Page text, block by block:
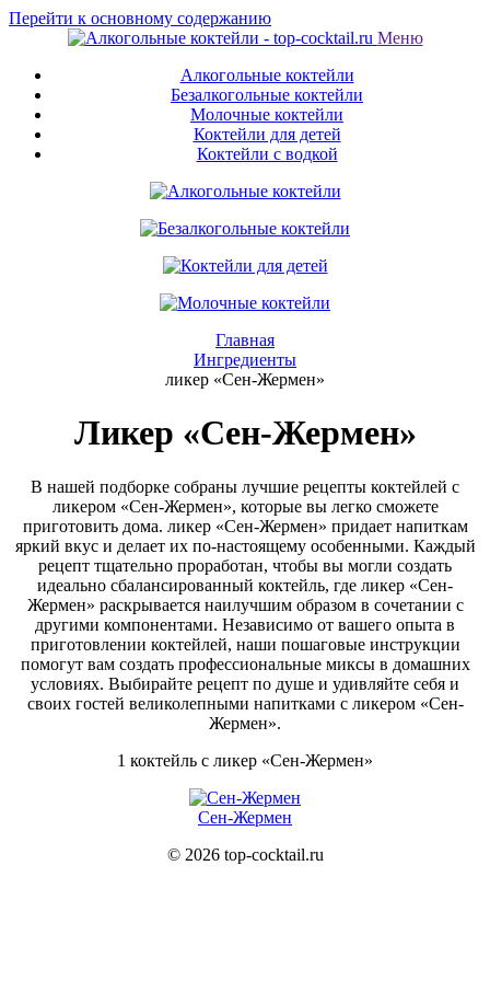
Перейти к основному содержанию
Меню
Алкогольные коктейли
Безалкогольные коктейли
Молочные коктейли
Коктейли для детей
Коктейли с водкой
Главная
Ингредиенты
ликер «Сен-Жермен»
Ликер «Сен-Жермен»
В нашей подборке собраны лучшие рецепты коктейлей с
ликером «Сен-Жермен», которые вы легко сможете
приготовить дома. ликер «Сен-Жермен» придает напиткам
яркий вкус и делает их по-настоящему особенными. Каждый
рецепт тщательно проработан, чтобы вы могли создать
идеально сбалансированный коктейль, где ликер «Сен-
Жермен» раскрывается наилучшим образом в сочетании с
другими компонентами. Независимо от вашего опыта в
приготовлении коктейлей, наши пошаговые инструкции
помогут вам создать профессиональные миксы в домашних
условиях. Выбирайте рецепт по душе и удивляйте себя и
своих гостей великолепными напитками с ликером «Сен-
Жермен».
1 коктейль с ликер «Сен-Жермен»
Сен-Жермен
© 2026 top-cocktail.ru